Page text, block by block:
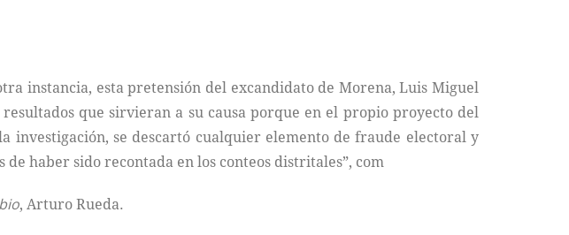
instancia, esta pretensión del excandidato de Morena, Luis Miguel
que sirvieran a su causa porque en el propio proyecto del
investigación, se descartó cualquier elemento de fraude electoral y
haber sido recontada en los conteos distritales”, com
, Arturo Rueda.